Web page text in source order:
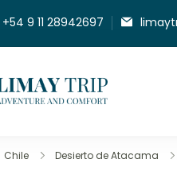
+54 9 11 28942697
Chile Desierto de Atacama